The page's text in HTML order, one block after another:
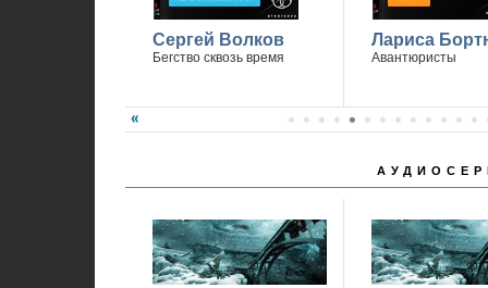
Сергей Волков
Бегство сквозь время
Лариса
Авантюристы